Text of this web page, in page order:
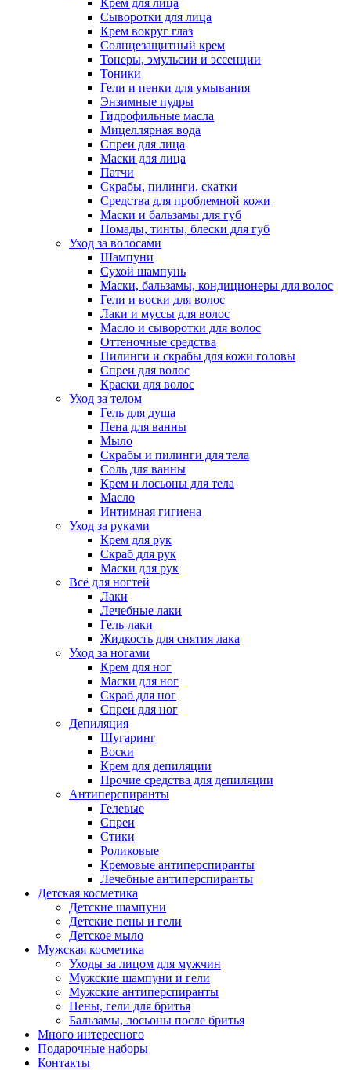
Сыворотки для лица
Крем вокруг глаз
Солнцезащитный крем
Тонеры, эмульсии и эссенции
Тоники
Гели и пенки для умывания
Энзимные пудры
Гидрофильные масла
Мицеллярная вода
Спреи для лица
Маски для лица
Патчи
Скрабы, пилинги, скатки
Средства для проблемной кожи
Маски и бальзамы для губ
Помады, тинты, блески для губ
Уход за волосами
Шампуни
Сухой шампунь
Маски, бальзамы, кондиционеры для волос
Гели и воски для волос
Лаки и муссы для волос
Масло и сыворотки для волос
Оттеночные средства
Пилинги и скрабы для кожи головы
Спреи для волос
Краски для волос
Уход за телом
Гель для душа
Пена для ванны
Мыло
Скрабы и пилинги для тела
Соль для ванны
Крем и лосьоны для тела
Масло
Интимная гигиена
Уход за руками
Крем для рук
Скраб для рук
Маски для рук
Всё для ногтей
Лаки
Лечебные лаки
Гель-лаки
Жидкость для снятия лака
Уход за ногами
Крем для ног
Маски для ног
Скраб для ног
Спреи для ног
Депиляция
Шугаринг
Воски
Крем для депиляции
Прочие средства для депиляции
Антиперспиранты
Гелевые
Спреи
Стики
Роликовые
Кремовые антиперспиранты
Лечебные антиперспиранты
Детская косметика
Детские шампуни
Детские пены и гели
Детское мыло
Мужская косметика
Уходы за лицом для мужчин
Мужские шампуни и гели
Мужские антиперспиранты
Пены, гели для бритья
Бальзамы, лосьоны после бритья
Много интересного
Подарочные наборы
Контакты